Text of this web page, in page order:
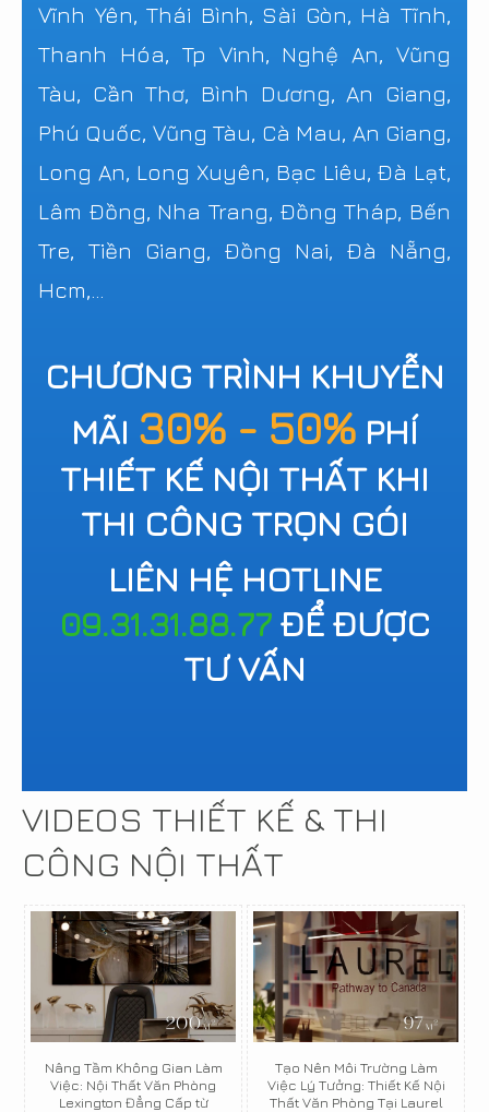
Vĩnh Yên, Thái Bình, Sài Gòn, Hà Tĩnh,
Thanh Hóa, Tp Vinh, Nghệ An, Vũng
Tàu, Cần Thơ, Bình Dương, An Giang,
Phú Quốc, Vũng Tàu, Cà Mau, An Giang,
Long An, Long Xuyên, Bạc Liêu, Đà Lạt,
Lâm Đồng, Nha Trang, Đồng Tháp, Bến
Tre, Tiền Giang, Đồng Nai, Đà Nẵng,
Hcm,...
CHƯƠNG TRÌNH KHUYỄN
MÃI 30% - 50% PHÍ
THIẾT KẾ NỘI THẤT KHI
THI CÔNG TRỌN GÓI
LIÊN HỆ HOTLINE
09.31.31.88.77ĐỂ ĐƯỢC
TƯ VẤN
VIDEOS THIẾT KẾ & THI
CÔNG NỘI THẤT
Nâng Tầm Không Gian Làm
Việc: Nội Thất Văn Phòng
Lexington Đẳng Cấp từ
Tạo Nên Môi Trường Làm
Việc Lý Tưởng: Thiết Kế Nội
Thất Văn Phòng Tại Laurel